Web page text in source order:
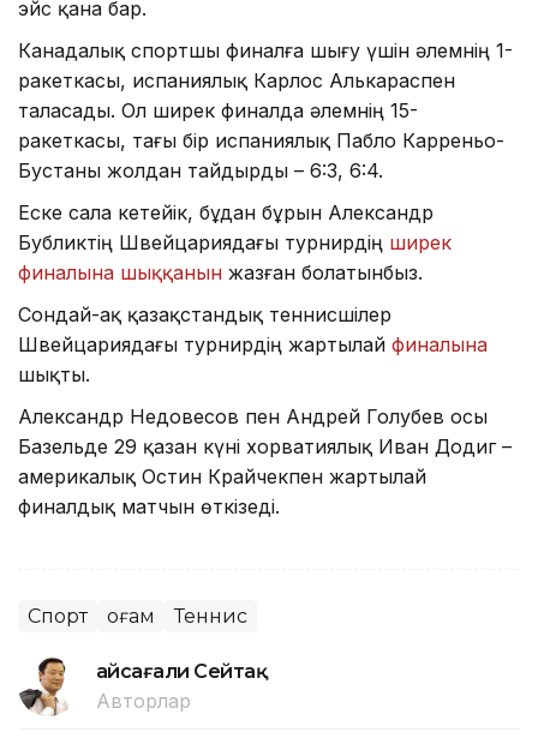
эйс қана бар.
Канадалық спортшы финалға шығу үшін әлемнің 1-
ракеткасы, испаниялық Карлос Алькараспен
таласады. Ол ширек финалда әлемнің 15-
ракеткасы, тағы бір испаниялық Пабло Карреньо-
Бустаны жолдан тайдырды – 6:3, 6:4.
Еске сала кетейік, бұдан бұрын Александр
Бубликтің Швейцариядағы турнирдің ширек
финалына шыққанын жазған болатынбыз.
Сондай-ақ қазақстандық теннисшілер
Швейцариядағы турнирдің жартылай финалына
шықты.
Александр Недовесов пен Андрей Голубев осы
Базельде 29 қазан күні хорватиялық Иван Додиг –
америкалық Остин Крайчекпен жартылай
финалдық матчын өткізеді.
Спорт Қоғам Теннис
Ғайсағали Сейтақ
Авторлар